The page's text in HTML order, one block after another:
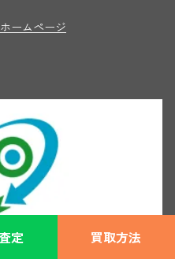
定 買取方法
ームページ